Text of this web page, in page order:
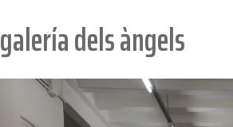
galería dels àngels